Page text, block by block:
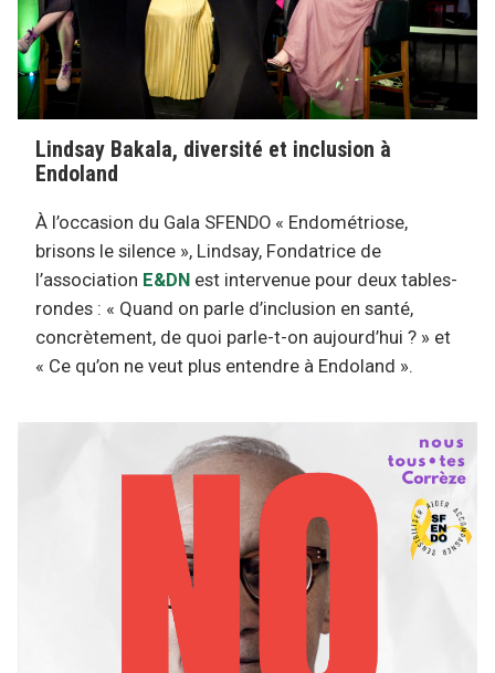
Lindsay Bakala, diversité et inclusion à
Endoland
À l’occasion du Gala SFENDO « Endométriose,
brisons le silence », Lindsay, Fondatrice de
l’association E&DN est intervenue pour deux tables-
rondes : « Quand on parle d’inclusion en santé,
concrètement, de quoi parle-t-on aujourd’hui ? » et
« Ce qu’on ne veut plus entendre à Endoland ».